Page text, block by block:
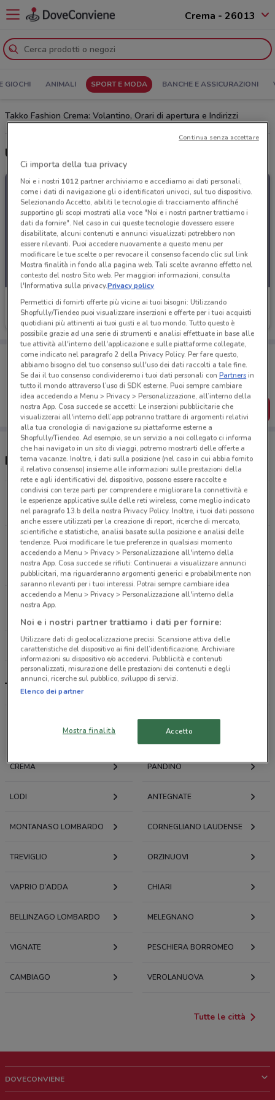
Crema - 26013
GIOCHI ANIMALI SPORT E MODA BANCHE E ASSICURAZIONI
Takko Fashion Crema: Volantino, Orari di apertura e Indirizzi
Ultime offerte del volantino Takko Fashion
Takko Fashion
Scade il 31/08
Porta DoveConviene sempre con te!
Puoi trovare le migliori offerte dei negozi vicino a te,
salvarle e creare la tua lista del risparmio, comodamente
dal tuo cellulare.
SCARICA L’APP
Negozi Takko Fashion a Crema
Via Emilia, 659 San Martino In Strada
14.4 km
via Maria Bellisario 2 via Mozzanica, Via
Panizzardo, 1 Caravaggio
14.5 km
CHIUSO
Via Die Rioni, 2 Pantigliate
Tutti i negozi Takko Fashion
Takko Fashion, offerte e negozi
Offerte volantini e cataloghi per città nelle vicinanze
CREMA PANDINO
LODI ANTEGNATE
MONTANASO LOMBARDO CORNEGLIANO LAUDENSE
TREVIGLIO ORZINUOVI
VAPRIO D’ADDA CHIARI
BELLINZAGO LOMBARDO MELEGNANO
VIGNATE PESCHIERA BORROMEO
CAMBIAGO VEROLANUOVA
Tutte le città
DOVECONVIENE
Ci importa della tua privacy
Noi e i nostri 1012partner archiviamo e accediamo ai dati personali,
come i dati di navigazione gli o identificatori univoci, sul tuo dispositivo.
Selezionando Accetto, abiliti le tecnologie di tracciamento affinché
supportino gli scopi mostrati alla voce "Noi e i nostri partner trattiamo i
dati da fornire". Nel caso in cui queste tecnologie dovessero essere
disabilitate, alcuni contenuti e annunci visualizzati potrebbero non
essere rilevanti. Puoi accedere nuovamente a questo menu per
modificare le tue scelte o per revocare il consenso facendo clic sul link
Mostra finalità in fondo alla pagina web. Tali scelte avranno effetto nel
contesto del nostro Sito web. Per maggiori informazioni, consulta
l'Informativa sulla privacy.Privacy policy
Permettici di fornirti offerte più vicine ai tuoi bisogni: Utilizzando
Shopfully/Tiendeo puoi visualizzare inserzioni e offerte per i tuoi acquisti
quotidiani più attinenti ai tuoi gusti e al tuo mondo. Tutto questo è
possibile grazie ad una serie di strumenti e analisi effettuate in base alle
tue attività all'interno dell'applicazione e sulle piattaforme collegate,
come indicato nel paragrafo 2 della Privacy Policy. Per fare questo,
abbiamo bisogno del tuo consenso sull'uso dei dati raccolti a tale fine.
Se dai il tuo consenso condivideremo i tuoi dati personali conPartnersin
tutto il mondo attraverso l’uso di SDK esterne. Puoi sempre cambiare
idea accedendo a Menu > Privacy > Personalizzazione, all’interno della
nostra App. Cosa succede se accetti: Le inserzioni pubblicitarie che
visualizzerai all'interno dell’app potranno trattare di argomenti relativi
alla tua cronologia di navigazione su piattaforme esterne a
Shopfully/Tiendeo. Ad esempio, se un servizio a noi collegato ci informa
che hai navigato in un sito di viaggi, potremo mostrarti delle offerte a
tema vacanze. Inoltre, i dati sulla posizione (nel caso in cui abbia fornito
il relativo consenso) insieme alle informazioni sulle prestazioni della
rete e agli identificativi del dispositivo, possono essere raccolte e
condivisi con terze parti per comprendere e migliorare la connettività e
le esperienze applicative sulle delle reti wireless, come meglio indicato
nel paragrafo 13.b della nostra Privacy Policy. Inoltre, i tuoi dati possono
anche essere utilizzati per la creazione di report, ricerche di mercato,
scientifiche e statistiche, analisi basate sulla posizione e analisi delle
tendenze. Puoi modificare le tue preferenze in qualsiasi momento
accedendo a Menu > Privacy > Personalizzazione all'interno della
nostra App. Cosa succede se rifiuti: Continuerai a visualizzare annunci
pubblicitari, ma riguarderanno argomenti generici e probabilmente non
saranno rilevanti per i tuoi interessi. Potrai sempre cambiare idea
accedendo a Menu > Privacy > Personalizzazione all'interno della
nostra App.
Noi e i nostri partner trattiamo i dati per fornire:
Utilizzare dati di geolocalizzazione precisi. Scansione attiva delle
caratteristiche del dispositivo ai fini dell’identificazione. Archiviare
informazioni su dispositivo e/o accedervi. Pubblicità e contenuti
personalizzati, misurazione delle prestazioni dei contenuti e degli
annunci, ricerche sul pubblico, sviluppo di servizi.
Elenco dei partner
Mostra finalità Accetto
Continua senza accettare